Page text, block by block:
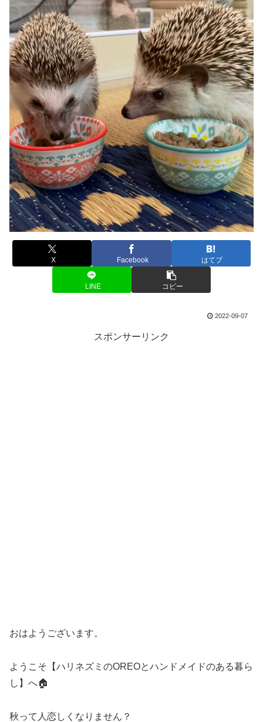
X Facebook はてブ
LINE コピー
2022-09-07
スポンサーリンク
おはようございます。
ようこそ【ハリネズミのOREOとハンドメイドのある暮ら
し】へ🏠
秋って人恋しくなりません？